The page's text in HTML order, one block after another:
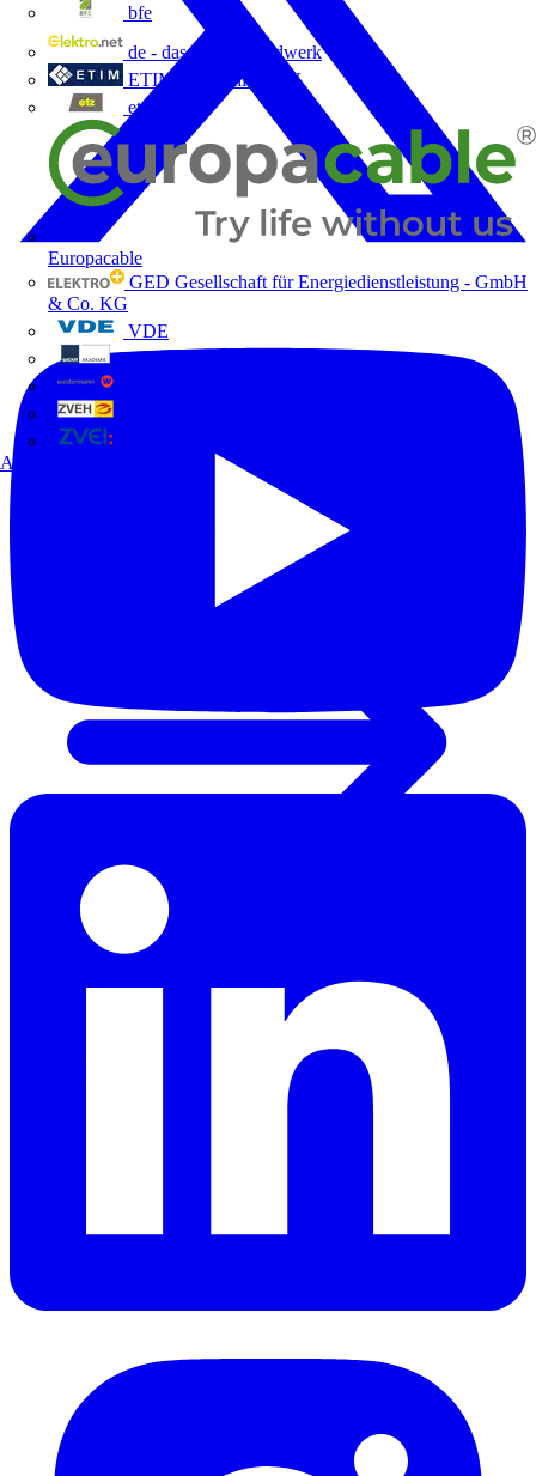
bfe
de - das Elektrohandwerk
ETIM Deutschland eV
etz
Europacable
GED Gesellschaft für Energiedienstleistung - GmbH
& Co. KG
VDE
Weka
Alle Partner